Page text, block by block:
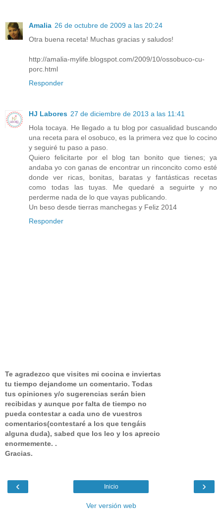
Amalia 26 de octubre de 2009 a las 20:24
Otra buena receta! Muchas gracias y saludos!
http://amalia-mylife.blogspot.com/2009/10/ossobuco-cu-
porc.html
Responder
HJ Labores 27 de diciembre de 2013 a las 11:41
Hola tocaya. He llegado a tu blog por casualidad buscando
una receta para el osobuco, es la primera vez que lo cocino
y seguiré tu paso a paso.
Quiero felicitarte por el blog tan bonito que tienes; ya
andaba yo con ganas de encontrar un rinconcito como esté
donde ver ricas, bonitas, baratas y fantásticas recetas
como todas las tuyas. Me quedaré a seguirte y no
perderme nada de lo que vayas publicando.
Un beso desde tierras manchegas y Feliz 2014
Responder
Te agradezco que visites mi cocina e inviertas
tu tiempo dejandome un comentario. Todas
tus opiniones y/o sugerencias serán bien
recibidas y aunque por falta de tiempo no
pueda contestar a cada uno de vuestros
comentarios(contestaré a los que tengáis
alguna duda), sabed que los leo y los aprecio
enormemente. .
Gracias.
‹ ›
Inicio
Ver versión web